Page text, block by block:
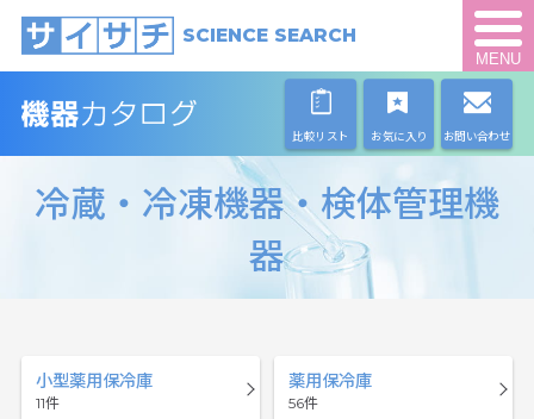
SCIENCE SEARCH
MENU
比較リスト お気に入り お問い合わせ
冷蔵・冷凍機器・検体管理機
器
小型薬用保冷庫
11
薬用保冷庫
56